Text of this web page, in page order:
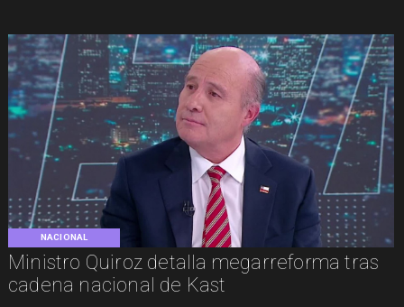
NACIONAL
Ministro Quiroz detalla megarreforma tras
cadena nacional de Kast